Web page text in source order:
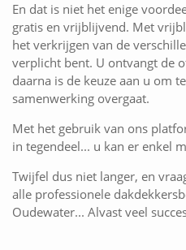
En dat is niet het enige
gratis en vrijblijvend. Met
het verkrijgen van de
verplicht bent. U ontvangt de
daarna is de keuze aan u om
samenwerking overgaat.
Met het gebruik van ons
in tegendeel... u kan er enkel
Twijfel dus niet langer, en
alle professionele
Oudewater... Alvast veel